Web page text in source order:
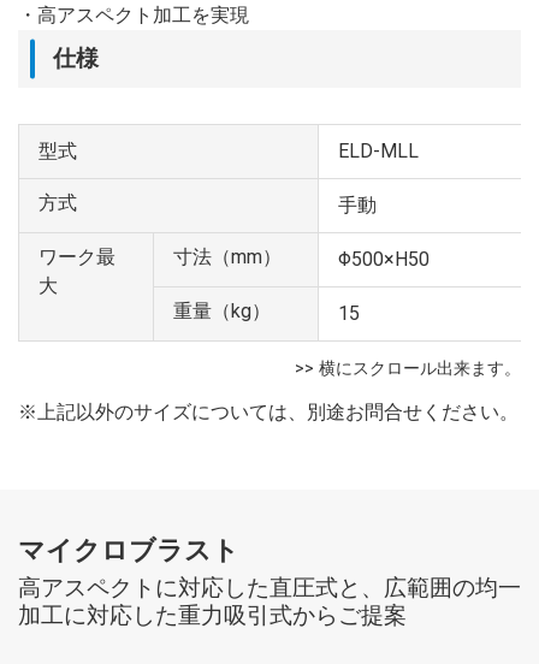
・高アスペクト加工を実現
仕様
型式 ELD-MLL
方式 手動
ワーク最
大
寸法（mm） Φ500×H50
重量（kg） 15
※上記以外のサイズについては、別途お問合せください。
マイクロブラスト
高アスペクトに対応した直圧式と、広範囲の均一
加工に対応した重力吸引式からご提案